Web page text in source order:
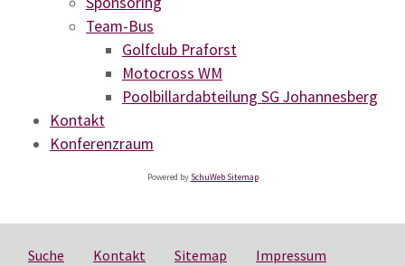
Team-Bus
Golfclub Praforst
Motocross WM
Poolbillardabteilung SG Johannesberg
Kontakt
Konferenzraum
Powered by SchuWeb Sitemap
Suche Kontakt Sitemap Impressum